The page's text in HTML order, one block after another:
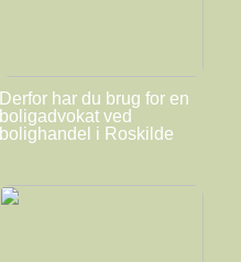
Derfor har du brug for en
boligadvokat ved
bolighandel i Roskilde